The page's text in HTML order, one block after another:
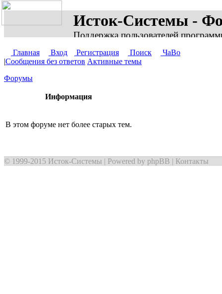
Исток-Системы -
Поддержка пользователей
Главная Вход Регистрация Поиск
ЧаВо
|Сообщения без ответов Активные темы
Форумы
Информация
В этом форуме нет более старых тем.
© 1999-2015 Исток-Системы | Powered by phpBB | Контакты